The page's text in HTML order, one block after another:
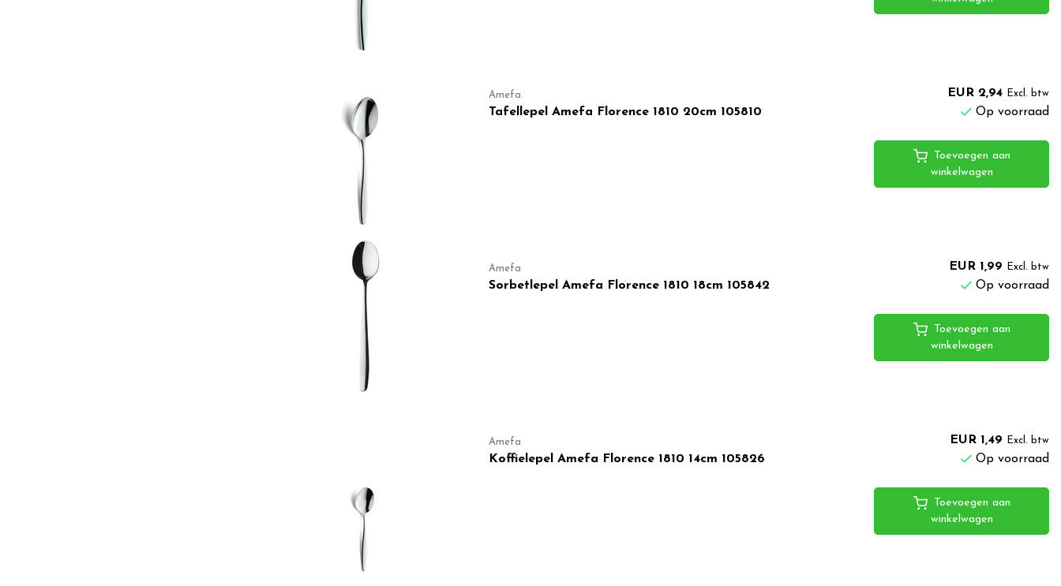
Amefa
Tafellepel Amefa Florence 1810 20cm 105810
EUR 2,94 Excl. btw
Op voorraad
Toevoegen aan
winkelwagen
Amefa
Sorbetlepel Amefa Florence 1810 18cm 105842
EUR 1,99 Excl. btw
Op voorraad
Toevoegen aan
winkelwagen
Amefa
Koffielepel Amefa Florence 1810 14cm 105826
EUR 1,49 Excl. btw
Op voorraad
Toevoegen aan
winkelwagen